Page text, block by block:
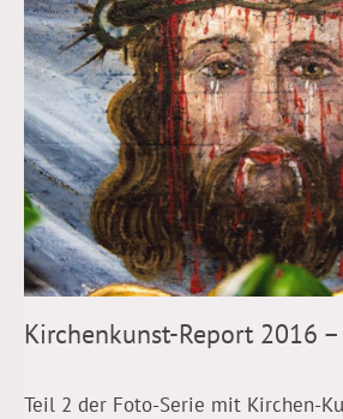
Kirchenkunst-Report 2016 –
Teil 2 der Foto-Serie mit Kirchen-